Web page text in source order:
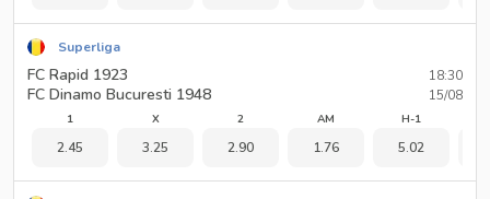
Superliga
FC Rapid 1923
FC Dinamo Bucuresti 1948
18:30
15/08
1
2.45
X
3.25
2
2.90
AM
1.76
H-1
5.02